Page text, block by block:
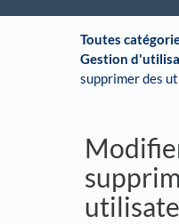
Toutes
Gestion
supprimer des